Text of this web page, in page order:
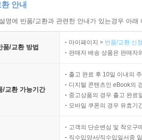
안내
명에 반품/교환과 관련한 안내가 있는경우 아
품/교환 방법
마이페이지 > 반품/교환 신
판매자 배송 상품은 판매자
/교환 가능기간
출고 완료 후 10일 이내의
디지털 콘텐츠인 eBook의
중고상품의 경우 출고 완료
모바일 쿠폰의 경우 유효기
고객의 단순변심 및 착오구
직수입양서/직수입일서중